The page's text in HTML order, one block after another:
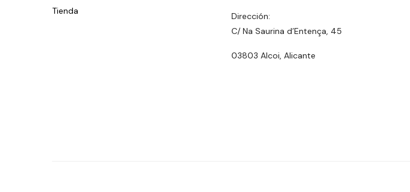
Tienda
Dirección:
C/ Na Saurina d’Entença, 45
03803 Alcoi, Alicante